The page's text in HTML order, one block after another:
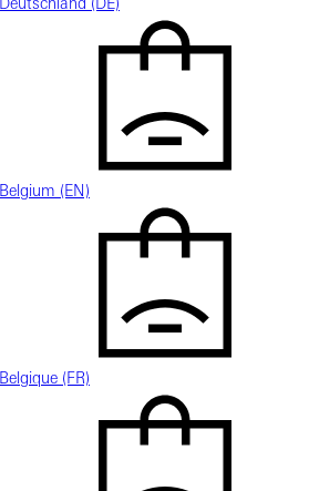
Deutschland (DE)
Belgium (EN)
Belgique (FR)